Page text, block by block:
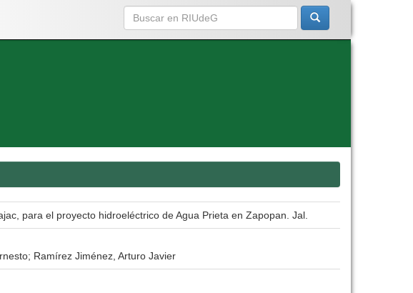
para el proyecto hidroeléctrico de Agua Prieta en Zapopan. Jal.
Ramírez Jiménez, Arturo Javier